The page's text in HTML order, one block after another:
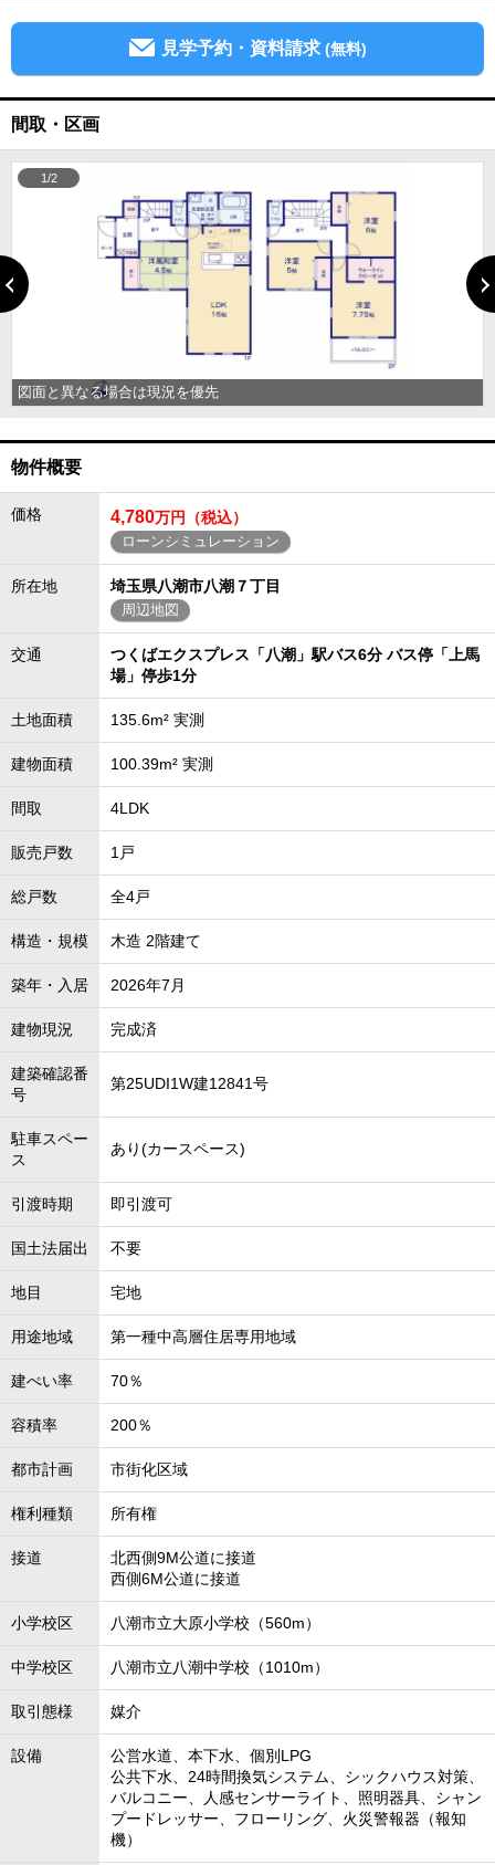
見学予約・資料請求 (無料)
間取・区画
図面と異なる場合は現況を優先
1/2
物件概要
価格 4,780万円（税込）
ローンシミュレーション
所在地 埼玉県八潮市八潮７丁目
周辺地図
交通
つくばエクスプレス「八潮」駅バス6分 バス停「上馬
場」停歩1分
土地面積 135.6m² 実測
建物面積 100.39m² 実測
間取 4LDK
販売戸数 1戸
総戸数 全4戸
構造・規模 木造 2階建て
築年・入居 2026年7月
建物現況 完成済
建築確認番
号
第25UDI1W建12841号
駐車スペー
ス
あり(カースペース)
引渡時期 即引渡可
国土法届出 不要
地目 宅地
用途地域 第一種中高層住居専用地域
建ぺい率 70％
容積率 200％
都市計画 市街化区域
権利種類 所有権
接道
北西側9M公道に接道
西側6M公道に接道
小学校区 八潮市立大原小学校（560m）
中学校区 八潮市立八潮中学校（1010m）
取引態様 媒介
設備
公営水道、本下水、個別LPG
公共下水、24時間換気システム、シックハウス対策、
バルコニー、人感センサーライト、照明器具、シャン
プードレッサー、フローリング、火災警報器（報知
機）